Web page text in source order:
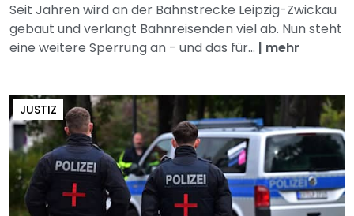
Seit Jahren wird an der Bahnstrecke Leipzig-Zwickau
gebaut und verlangt Bahnreisenden viel ab. Nun steht
eine weitere Sperrung an - und das für... | mehr
JUSTIZ